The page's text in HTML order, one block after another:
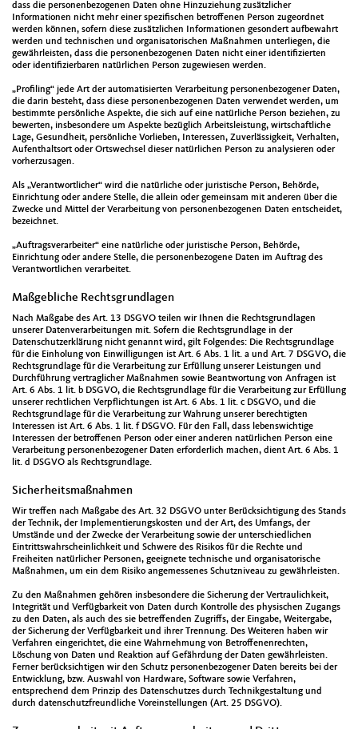
dass die personenbezogenen Daten ohne Hinzuziehung zusätzlicher
Informationen nicht mehr einer spezifischen betroffenen Person zugeordnet
werden können, sofern diese zusätzlichen Informationen gesondert aufbewahrt
werden und technischen und organisatorischen Maßnahmen unterliegen, die
gewährleisten, dass die personenbezogenen Daten nicht einer identifizierten
oder identifizierbaren natürlichen Person zugewiesen werden.
„Profiling“ jede Art der automatisierten Verarbeitung personenbezogener Daten,
die darin besteht, dass diese personenbezogenen Daten verwendet werden, um
bestimmte persönliche Aspekte, die sich auf eine natürliche Person beziehen, zu
bewerten, insbesondere um Aspekte bezüglich Arbeitsleistung, wirtschaftliche
Lage, Gesundheit, persönliche Vorlieben, Interessen, Zuverlässigkeit, Verhalten,
Aufenthaltsort oder Ortswechsel dieser natürlichen Person zu analysieren oder
vorherzusagen.
Als „Verantwortlicher“ wird die natürliche oder juristische Person, Behörde,
Einrichtung oder andere Stelle, die allein oder gemeinsam mit anderen über die
Zwecke und Mittel der Verarbeitung von personenbezogenen Daten entscheidet,
bezeichnet.
„Auftragsverarbeiter“ eine natürliche oder juristische Person, Behörde,
Einrichtung oder andere Stelle, die personenbezogene Daten im Auftrag des
Verantwortlichen verarbeitet.
Maßgebliche Rechtsgrundlagen
Nach Maßgabe des Art. 13 DSGVO teilen wir Ihnen die Rechtsgrundlagen
unserer Datenverarbeitungen mit. Sofern die Rechtsgrundlage in der
Datenschutzerklärung nicht genannt wird, gilt Folgendes: Die Rechtsgrundlage
für die Einholung von Einwilligungen ist Art. 6 Abs. 1 lit. a und Art. 7 DSGVO, die
Rechtsgrundlage für die Verarbeitung zur Erfüllung unserer Leistungen und
Durchführung vertraglicher Maßnahmen sowie Beantwortung von Anfragen ist
Art. 6 Abs. 1 lit. b DSGVO, die Rechtsgrundlage für die Verarbeitung zur Erfüllung
unserer rechtlichen Verpflichtungen ist Art. 6 Abs. 1 lit. c DSGVO, und die
Rechtsgrundlage für die Verarbeitung zur Wahrung unserer berechtigten
Interessen ist Art. 6 Abs. 1 lit. f DSGVO. Für den Fall, dass lebenswichtige
Interessen der betroffenen Person oder einer anderen natürlichen Person eine
Verarbeitung personenbezogener Daten erforderlich machen, dient Art. 6 Abs. 1
lit. d DSGVO als Rechtsgrundlage.
Sicherheitsmaßnahmen
Wir treffen nach Maßgabe des Art. 32 DSGVO unter Berücksichtigung des Stands
der Technik, der Implementierungskosten und der Art, des Umfangs, der
Umstände und der Zwecke der Verarbeitung sowie der unterschiedlichen
Eintrittswahrscheinlichkeit und Schwere des Risikos für die Rechte und
Freiheiten natürlicher Personen, geeignete technische und organisatorische
Maßnahmen, um ein dem Risiko angemessenes Schutzniveau zu gewährleisten.
Zu den Maßnahmen gehören insbesondere die Sicherung der Vertraulichkeit,
Integrität und Verfügbarkeit von Daten durch Kontrolle des physischen Zugangs
zu den Daten, als auch des sie betreffenden Zugriffs, der Eingabe, Weitergabe,
der Sicherung der Verfügbarkeit und ihrer Trennung. Des Weiteren haben wir
Verfahren eingerichtet, die eine Wahrnehmung von Betroffenenrechten,
Löschung von Daten und Reaktion auf Gefährdung der Daten gewährleisten.
Ferner berücksichtigen wir den Schutz personenbezogener Daten bereits bei der
Entwicklung, bzw. Auswahl von Hardware, Software sowie Verfahren,
entsprechend dem Prinzip des Datenschutzes durch Technikgestaltung und
durch datenschutzfreundliche Voreinstellungen (Art. 25 DSGVO).